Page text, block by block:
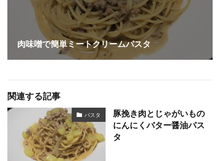
肉味噌で簡単ミートクリームパスタ
関連する記事
パスタ
豚挽き肉とじゃがいもの
にんにくバター醤油パス
タ